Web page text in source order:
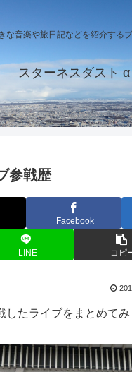
な音楽や旅日記などを紹介するブ
スターネスダスト α
参戦歴
Facebook
LINE コピ
したライブをまとめてみ